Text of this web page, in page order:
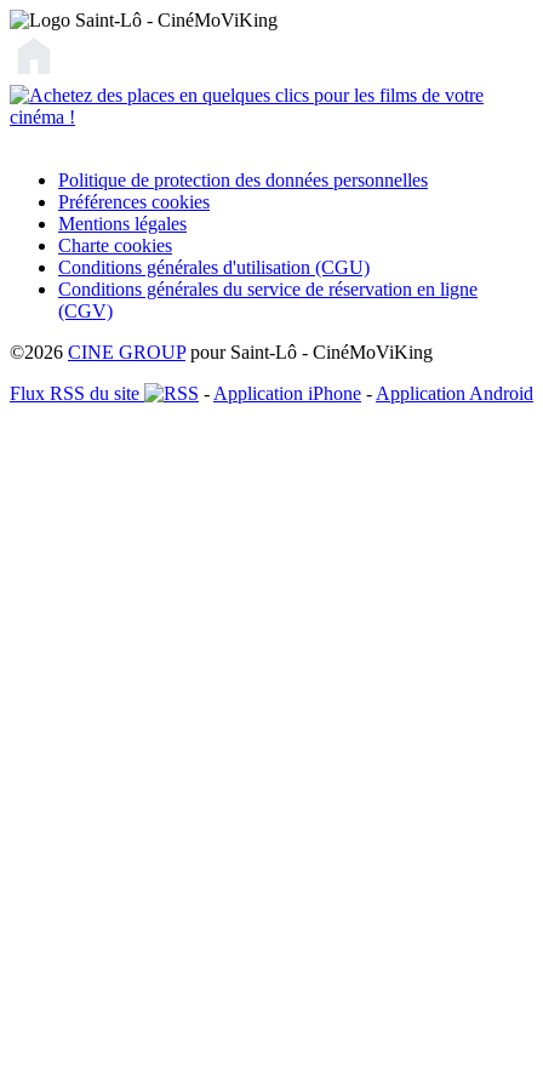
Politique de protection des données personnelles
Préférences cookies
Mentions légales
Charte cookies
Conditions générales d'utilisation (CGU)
Conditions générales du service de réservation en ligne
(CGV)
©2026 CINE GROUPpour Saint-Lô - CinéMoViKing
Flux RSS du site
- Application iPhone - Application Android